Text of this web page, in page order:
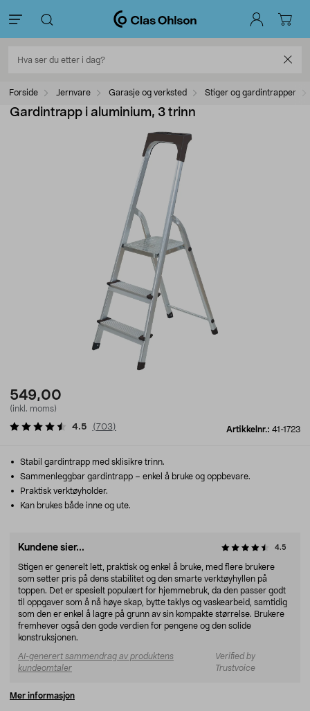
Forside Jernvare Garasje og verksted Stiger og gardintrapper
Gardintrapp i aluminium, 3 trinn
549,00
(inkl. moms)
Artikkelnr.: 41-1723
4.5 (703)
Stabil gardintrapp med sklisikre trinn.
Sammenleggbar gardintrapp – enkel å bruke og oppbevare.
Praktisk verktøyholder.
Kan brukes både inne og ute.
Kundene sier... 4.5
Stigen er generelt lett, praktisk og enkel å bruke, med flere brukere
som setter pris på dens stabilitet og den smarte verktøyhyllen på
toppen. Det er spesielt populært for hjemmebruk, da den passer godt
til oppgaver som å nå høye skap, bytte taklys og vaskearbeid, samtidig
som den er enkel å lagre på grunn av sin kompakte størrelse. Brukere
fremhever også den gode verdien for pengene og den solide
konstruksjonen.
AI-generert sammendrag av produktens
kundeomtaler
Verified by
Trustvoice
Mer informasjon